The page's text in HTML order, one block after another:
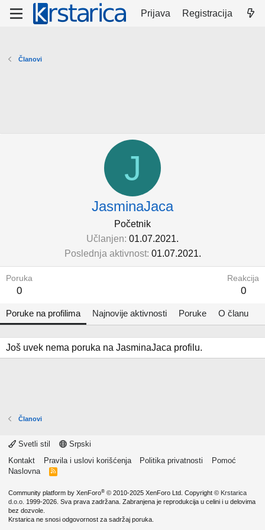
Prijava Registracija
Članovi
J
JasminaJaca
Početnik
Učlanjen 01.07.2021.
Poslednja aktivnost 01.07.2021.
Poruka
0
Reakcija
0
Poruke na profilima Najnovije aktivnosti Poruke O članu
Još uvek nema poruka na JasminaJaca profilu.
Članovi
Svetli stil
Srpski
Kontakt
Pravila i uslovi korišćenja Politika privatnosti
Pomoć
Naslovna
R
Community platform by XenForo® © 2010-2025 XenForo Ltd. Copyright © Krstarica
d.o.o. 1999-2026. Sva prava zadržana. Zabranjena je reprodukcija u celini i u delovima
bez dozvole.
Krstarica ne snosi odgovornost za sadržaj poruka.